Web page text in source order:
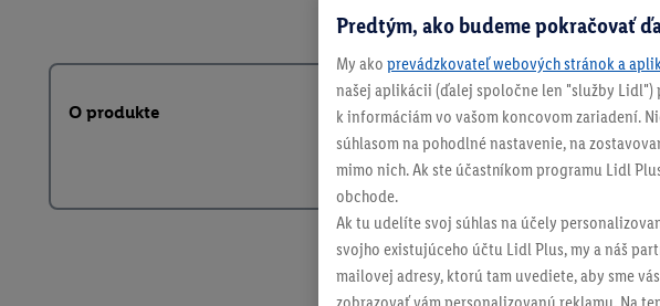
O produkte
Predtým, ako budeme pokračovať
My ako prevádzkovateľ webových stránok a
našej aplikácii (ďalej spoločne len "služby
k informáciám vo vašom koncovom zariadení.
súhlasom na pohodlné nastavenie, na
mimo nich. Ak ste účastníkom programu Lidl
obchode.
Ak tu udelíte svoj súhlas na účely
svojho existujúceho účtu Lidl Plus, my a náš
mailovej adresy, ktorú tam uvediete, aby sme